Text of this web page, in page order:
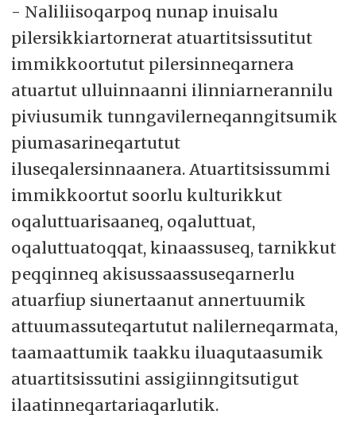
- Naliliisoqarpoq nunap inuisalu
pilersikkiartornerat atuartitsissutitut
immikkoortutut pilersinneqarnera
atuartut ulluinnaanni ilinniarnerannilu
piviusumik tunngavilerneqanngitsumik
piumasarineqartutut
iluseqalersinnaanera. Atuartitsissummi
immikkoortut soorlu kulturikkut
oqaluttuarisaaneq, oqaluttuat,
oqaluttuatoqqat, kinaassuseq, tarnikkut
peqqinneq akisussaassuseqarnerlu
atuarfiup siunertaanut annertuumik
attuumassuteqartutut nalilerneqarmata,
taamaattumik taakku iluaqutaasumik
atuartitsissutini assigiinngitsutigut
ilaatinneqartariaqarlutik.